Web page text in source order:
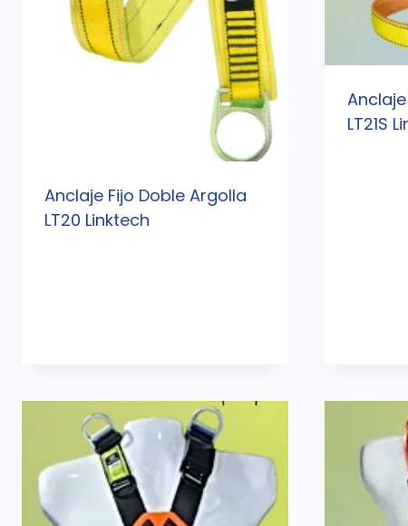
Anclaje Fijo Doble Argolla
LT20 Linktech
LT21S